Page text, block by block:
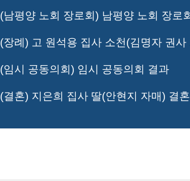
(임시 공동의회) 임시 공동의회 결과
(결혼) 지은희 집사 딸(안현지 자매) 결혼